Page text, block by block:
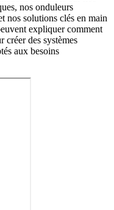
nos onduleurs
nos solutions clés en main
expliquer comment
créer des systèmes
aux besoins